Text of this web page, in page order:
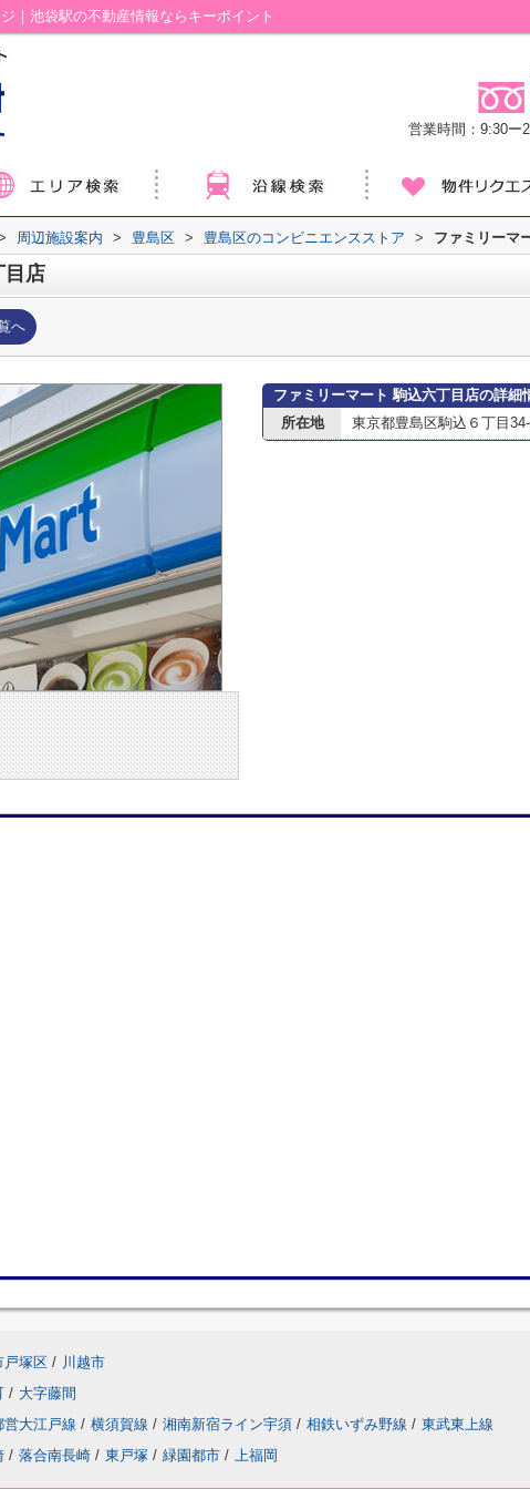
｜池袋駅の不動産情報ならキーポイント
営業時間：9:30ー
周辺施設案内 > 豊島区 > 豊島区のコンビニエンスストア > ファミリーマ
目店
へ
ファミリーマート 駒込六丁目店の詳細
所在地
東京都豊島区駒込６丁目
戸塚区 / 川越市
/ 大字藤間
営大江戸線 / 横須賀線 / 湘南新宿ライン宇須 / 相鉄いずみ野線 / 東武東上線
/ 落合南長崎 / 東戸塚 / 緑園都市 / 上福岡